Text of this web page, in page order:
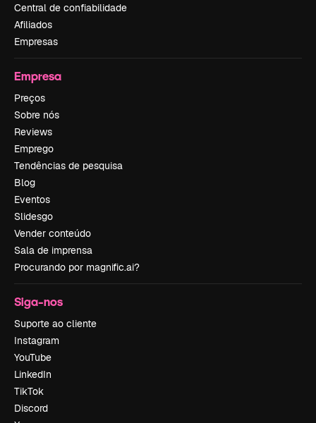
Central de confiabilidade
Afiliados
Empresas
Empresa
Preços
Sobre nós
Reviews
Emprego
Tendências de pesquisa
Blog
Eventos
Slidesgo
Vender conteúdo
Sala de imprensa
Procurando por magnific.ai?
Siga-nos
Suporte ao cliente
Instagram
YouTube
LinkedIn
TikTok
Discord